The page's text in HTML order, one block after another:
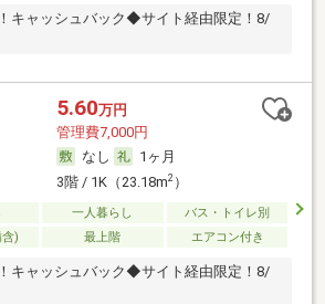
キャッシュバック◆サイト経由限定！8/
5.60万円
管理費7,000円
なし
1ヶ月
3階 / 1K（23.18m2）
一人暮らし
バス・トイレ別
)
最上階 エアコン付き
キャッシュバック◆サイト経由限定！8/